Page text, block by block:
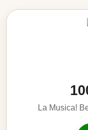
La Musica!